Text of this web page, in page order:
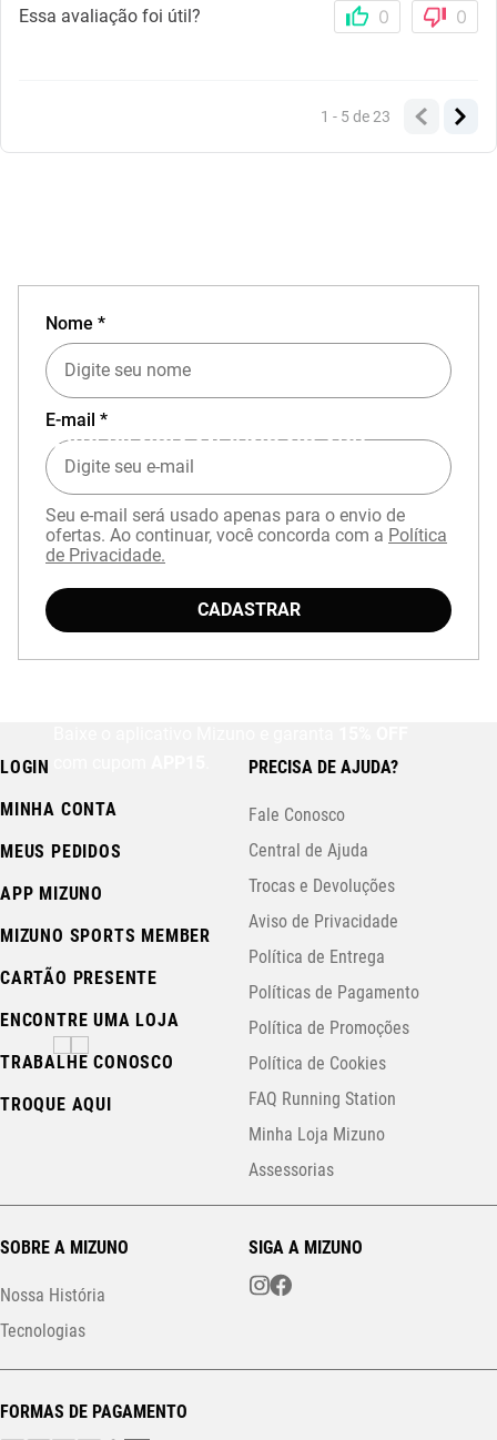
Essa avaliação foi útil?
0 0
1 - 5de23
EXPERIÊNCIA MIZUNO NO APP
Nome *
E-mail *
Seu e-mail será usado apenas para o envio de
ofertas. Ao continuar, você concorda com a Política
de Privacidade.
CADASTRAR
LOGIN
MINHA CONTA
MEUS PEDIDOS
APP MIZUNO
MIZUNO SPORTS MEMBER
CARTÃO PRESENTE
ENCONTRE UMA LOJA
TRABALHE CONOSCO
TROQUE AQUI
PRECISA DE AJUDA?
Fale Conosco
Central de Ajuda
Trocas e Devoluções
Aviso de Privacidade
Política de Entrega
Políticas de Pagamento
Política de Promoções
Política de Cookies
FAQ Running Station
Minha Loja Mizuno
Assessorias
SOBRE A MIZUNO
Nossa História
Tecnologias
SIGA A MIZUNO
FORMAS DE PAGAMENTO